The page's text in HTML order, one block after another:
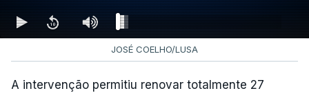
JOSÉ COELHO/LUSA
A intervenção permitiu renovar totalmente 27